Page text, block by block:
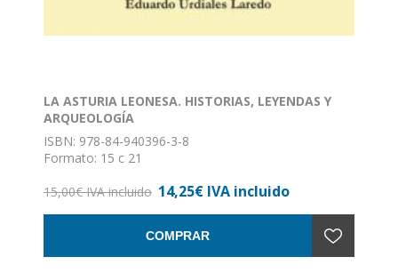
LA ASTURIA LEONESA. HISTORIAS, LEYENDAS Y
ARQUEOLOGÍA
ISBN: 978-84-940396-3-8
Formato: 15 c 21
Encuadernación: Rústica con solapas
15,00€ IVA incluido 14,25€ IVA incluido
COMPRAR